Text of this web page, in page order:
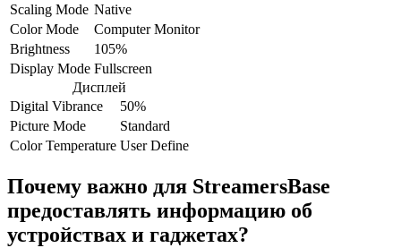
Scaling Mode Native
Color Mode
Computer Monitor
Brightness
105%
Display Mode Fullscreen
Дисплей
Digital Vibrance
50%
Picture Mode
Standard
Color Temperature User Define
Почему важно для StreamersBase
предоставлять информацию об
устройствах и гаджетах?